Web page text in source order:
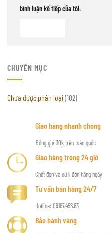
bình luận kế tiếp của tôi.
CHUYÊN MỤC
Chưa được phân loại(102)
Giao hàng nhanh chóng
Đồng giá 30k trên toàn quốc
Giao hàng trong 24 giờ
Chốt đơn và xử lí đơn hàng ngày
Tư vấn bán hàng 24/7
Hotline: 09167.456.83
Bảo hành vàng